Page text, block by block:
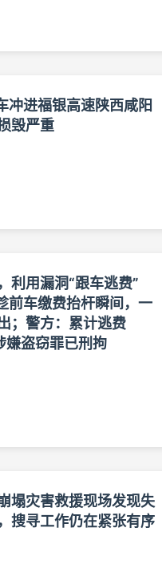
冲进福银高速陕西咸阳
毁严重
利用漏洞“跟车逃费”
前车缴费抬杆瞬间，一
；警方：累计逃费
盗窃罪已刑拘
塌灾害救援现场发现失
搜寻工作仍在紧张有序